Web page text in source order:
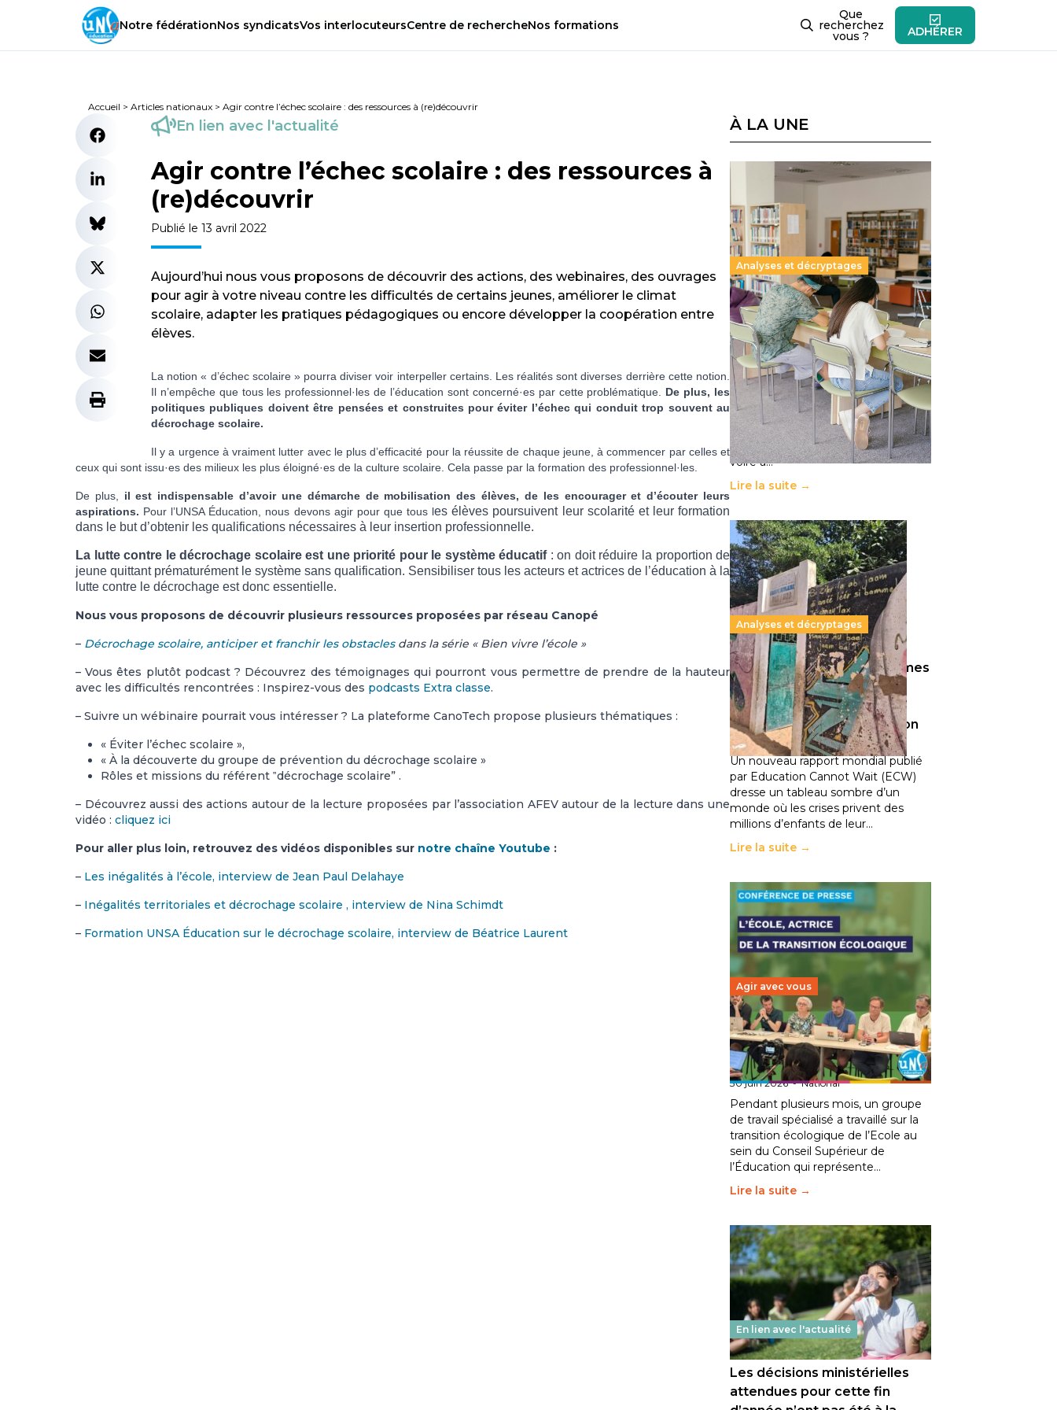
Notre fédérationNos syndicatsVos interlocuteursCentre de rechercheNos formations
Que
recherchez
vous ? ADHÉRER
Accueil > Articles nationaux > Agir contre l’échec scolaire : des ressources à (re)découvrir
En lien avec l'actualité
Agir contre l’échec scolaire : des ressources à
(re)découvrir
Publié le 13 avril 2022
Aujourd’hui nous vous proposons de découvrir des actions, des webinaires, des ouvrages
pour agir à votre niveau contre les difficultés de certains jeunes, améliorer le climat
scolaire, adapter les pratiques pédagogiques ou encore développer la coopération entre
élèves.
La notion « d’échec scolaire » pourra diviser voir interpeller certains. Les réalités sont diverses derrière cette notion.
Il n’empêche que tous les professionnel·les de l’éducation sont concerné·es par cette problématique. De plus, les
politiques publiques doivent être pensées et construites pour éviter l’échec qui conduit trop souvent au
décrochage scolaire.
Il y a urgence à vraiment lutter avec le plus d’efficacité pour la réussite de chaque jeune, à commencer par celles et
ceux qui sont issu·es des milieux les plus éloigné·es de la culture scolaire. Cela passe par la formation des professionnel·les.
De plus, il est indispensable d’avoir une démarche de mobilisation des élèves, de les encourager et d’écouter leurs
aspirations. Pour l’UNSA Éducation, nous devons agir pour que tous lesélèves poursuiventleur scolarité et leur formation
dans le but d’obtenir les qualifications nécessaires à leur insertion professionnelle.
La lutte contre le décrochage scolaireest une priorité pour le système éducatif : on doit réduire la proportion de
jeune quittantprématurément le système sans qualification. Sensibiliser tous les acteurs et actrices de l’éducation à la
lutte contre le décrochage est donc essentielle.
Nous vous proposons de découvrir plusieurs ressources proposées par réseau Canopé
– Décrochage scolaire, anticiper et franchir les obstaclesdans la série « Bien vivre l’école »
– Vous êtes plutôt podcast ? Découvrez des témoignages qui pourront vous permettre de prendre de la hauteur
avec les difficultés rencontrées : Inspirez-vous des podcasts Extra classe.
– Suivre un wébinaire pourrait vous intéresser ? La plateforme CanoTech propose plusieurs thématiques :
« Éviter l’échec scolaire »,
« À la découverte du groupe de prévention du décrochage scolaire »
Rôles et missions du référent ‟décrochage scolaire” .
– Découvrez aussi des actions autour de la lecture proposées par l’association AFEV autour de la lecture dans une
vidéo : cliquez ici
Pour aller plus loin, retrouvez des vidéos disponibles sur notre chaîne Youtube :
– Les inégalités à l’école, interview de Jean Paul Delahaye
– Inégalités territoriales et décrochage scolaire , interview de Nina Schimdt
– Formation UNSA Éducation sur le décrochage scolaire, interview de Béatrice Laurent
À LA UNE
Analyses et décryptages
Supérieur privé : une dérive
qui met à mal la promesse
républicaine
11 juillet 2026- National
Le projet de loi sur la régulation de
l’enseignement supérieur privé met
en lumière l’amplification d’un
système qui relègue l’acte
pédagogique au superfétatoire,
voire à…
Lire la suite →
Analyses et décryptages
258 millions d’enfants victimes
de la guerre, des chocs
climatiques et des
déplacements de population
11 juillet 2026 -National
Un nouveau rapport mondial publié
par Education Cannot Wait (ECW)
dresse un tableau sombre d’un
monde où les crises privent des
millions d’enfants de leur…
Lire la suite →
Agir avec vous
Transition écologique de
l’éducation : l’UNSA Éducation
fait bouger les lignes
30 juin 2026-National
Pendant plusieurs mois, un groupe
de travail spécialisé a travaillé sur la
transition écologique de l’Ecole au
sein du Conseil Supérieur de
l’Éducation qui représente…
Lire la suite →
En lien avec l'actualité
Les décisions ministérielles
attendues pour cette fin